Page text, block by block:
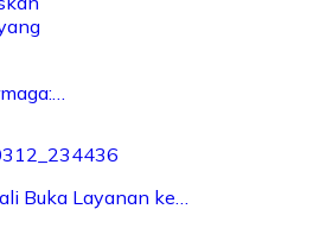
Buka Layanan ke…